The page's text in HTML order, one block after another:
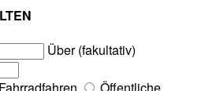
Über (fakultativ)